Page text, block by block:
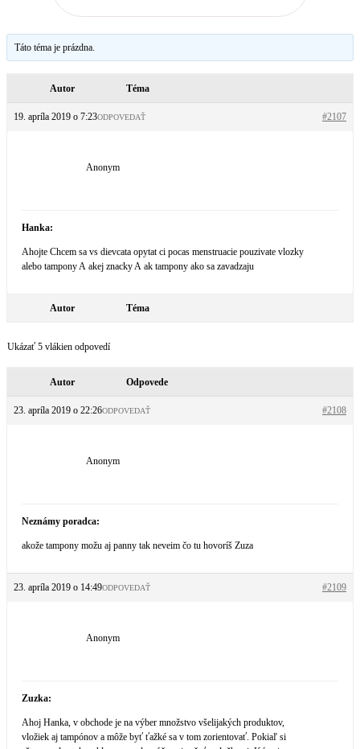
Táto téma je prázdna.
Autor Téma
19. apríla 2019 o 7:23 #2107
ODPOVEDAŤ
Anonym
Hanka:
Ahojte Chcem sa vs dievcata opytat ci pocas menstruacie pouzivate vlozky
alebo tampony A akej znacky A ak tampony ako sa zavadzaju
Autor Téma
Ukázať 5 vlákien odpovedí
Autor Odpovede
23. apríla 2019 o 22:26 #2108
ODPOVEDAŤ
Anonym
Neznámy poradca:
akože tampony možu aj panny tak neveim čo tu hovoríš Zuza
23. apríla 2019 o 14:49 #2109
ODPOVEDAŤ
Anonym
Zuzka:
Ahoj Hanka, v obchode je na výber množstvo všelijakých produktov,
vložiek aj tampónov a môže byť ťažké sa v tom zorientovať. Pokiaľ si